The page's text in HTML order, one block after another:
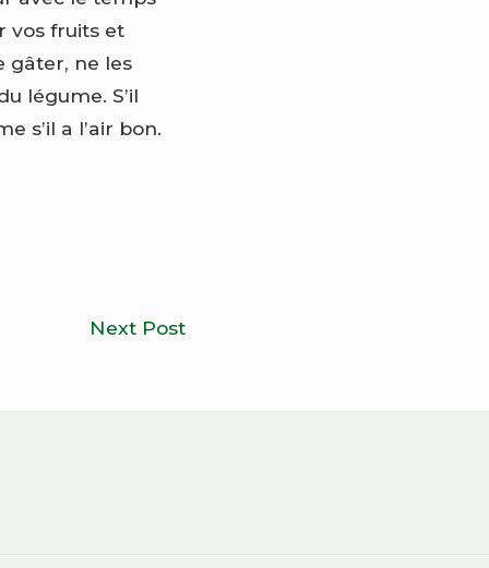
vos fruits et
gâter, ne les
légume. S’il
s’il a l’air bon.
Next PostPourquoi